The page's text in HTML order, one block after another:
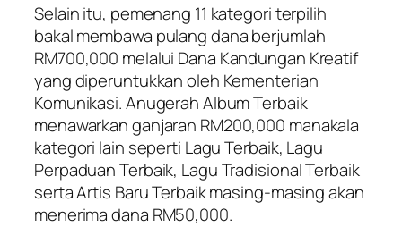
Selain itu, pemenang 11 kategori terpilih
bakal membawa pulang dana berjumlah
RM700,000 melalui Dana Kandungan Kreatif
yang diperuntukkan oleh Kementerian
Komunikasi. Anugerah Album Terbaik
menawarkan ganjaran RM200,000 manakala
kategori lain seperti Lagu Terbaik, Lagu
Perpaduan Terbaik, Lagu Tradisional Terbaik
serta Artis Baru Terbaik masing-masing akan
menerima dana RM50,000.